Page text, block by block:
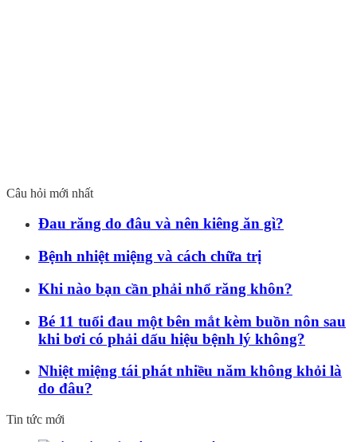
Câu hỏi mới nhất
Đau răng do đâu và nên kiêng ăn gì?
Bệnh nhiệt miệng và cách chữa trị
Khi nào bạn cần phải nhổ răng khôn?
Bé 11 tuổi đau một bên mắt kèm buồn nôn sau
khi bơi có phải dấu hiệu bệnh lý không?
Nhiệt miệng tái phát nhiều năm không khỏi là
do đâu?
Tin tức mới